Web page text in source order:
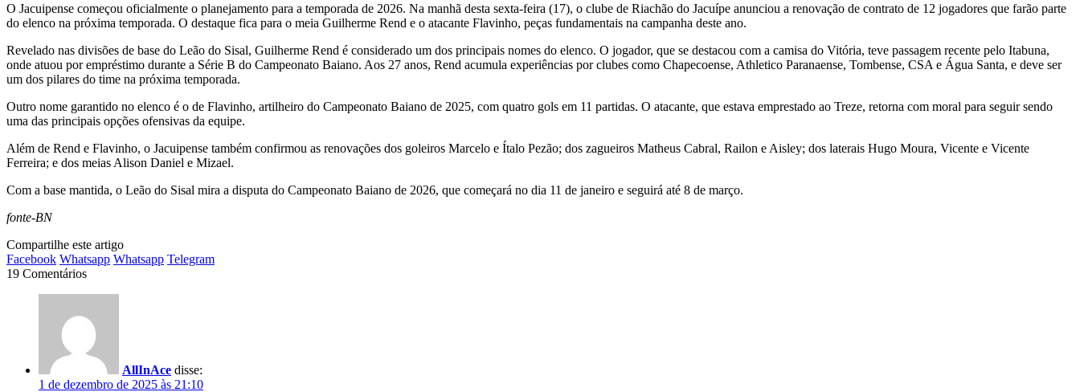
O Jacuipense começou oficialmente o planejamento para a temporada de 2026. Na manhã desta sexta-feira (17), o clube de Riachão do Jacuípe anunciou a renovação de contrato de 12 jogadores que farão parte
do elenco na próxima temporada. O destaque fica para o meia Guilherme Rend e o atacante Flavinho, peças fundamentais na campanha deste ano.
Revelado nas divisões de base do Leão do Sisal, Guilherme Rend é considerado um dos principais nomes do elenco. O jogador, que se destacou com a camisa do Vitória, teve passagem recente pelo Itabuna,
onde atuou por empréstimo durante a Série B do Campeonato Baiano. Aos 27 anos, Rend acumula experiências por clubes como Chapecoense, Athletico Paranaense, Tombense, CSA e Água Santa, e deve ser
um dos pilares do time na próxima temporada.
Outro nome garantido no elenco é o de Flavinho, artilheiro do Campeonato Baiano de 2025, com quatro gols em 11 partidas. O atacante, que estava emprestado ao Treze, retorna com moral para seguir sendo
uma das principais opções ofensivas da equipe.
Além de Rend e Flavinho, o Jacuipense também confirmou as renovações dos goleiros Marcelo e Ítalo Pezão; dos zagueiros Matheus Cabral, Railon e Aisley; dos laterais Hugo Moura, Vicente e Vicente
Ferreira; e dos meias Alison Daniel e Mizael.
Com a base mantida, o Leão do Sisal mira a disputa do Campeonato Baiano de 2026, que começará no dia 11 de janeiro e seguirá até 8 de março.
fonte-BN
Compartilhe este artigo
Facebook Whatsapp Whatsapp Telegram
19 Comentários
AllInAce disse:
1 de dezembro de 2025 às 21:10